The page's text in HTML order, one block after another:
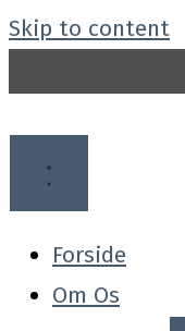
Skip to content
Forside
Om Os